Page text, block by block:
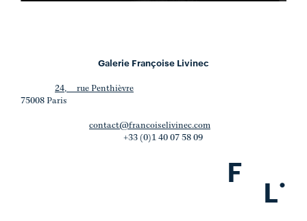
Galerie Françoise Livinec
24, rue Penthièvre
75008 Paris
contact@francoiselivinec.com
+33 (0)1 40 07 58 09
F
L.